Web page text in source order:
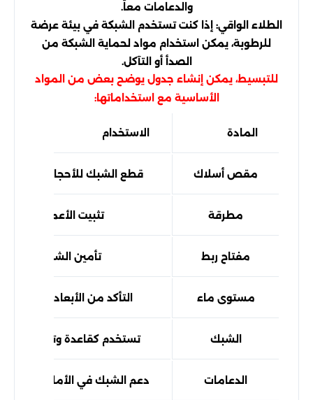
والدعامات معاً.
الطلاء الواقي: إذا كنت تستخدم الشبكة في بيئة عرضة
للرطوبة، يمكن استخدام مواد لحماية الشبكة من
الصدأ أو التآكل.
للتبسيط، يمكن إنشاء جدول يوضح بعض من المواد
الأساسية مع استخداماتها:
المادة الاستخدام
مقص أسلاك قطع الشبك للأحجام
مطرقة تثبيت الأعمدة
مفتاح ربط تأمين الشبك
مستوى ماء التأكد من الأبعاد الصحيحة
الشبك تستخدم كقاعدة وتحمل الوزن
الدعامات دعم الشبك في الأماكن